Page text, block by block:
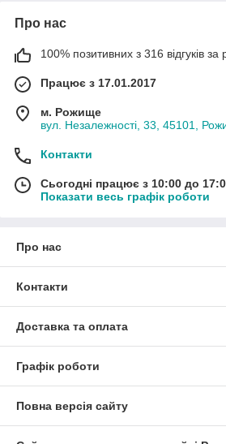
Про нас
100% позитивних з 316 відгуків за
Працює з 17.01.2017
м. Рожище
вул. Незалежності, 33, 45101,
Контакти
Сьогодні працює з 10:00 до
Показати весь графік роботи
Про нас
Контакти
Доставка та оплата
Графік роботи
Повна версія сайту